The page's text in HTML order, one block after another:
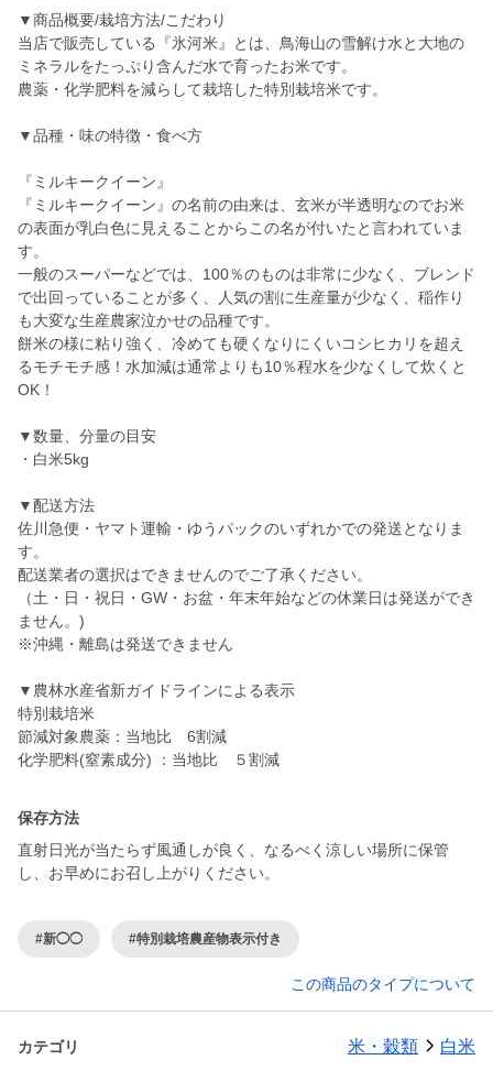
▼商品概要/栽培方法/こだわり
当店で販売している『氷河米』とは、鳥海山の雪解け水と大地の
ミネラルをたっぷり含んだ水で育ったお米です。
農薬・化学肥料を減らして栽培した特別栽培米です。
▼品種・味の特徴・食べ方
『ミルキークイーン』
『ミルキークイーン』の名前の由来は、玄米が半透明なのでお米
の表面が乳白色に見えることからこの名が付いたと言われていま
す。
一般のスーパーなどでは、100％のものは非常に少なく、ブレンド
で出回っていることが多く、人気の割に生産量が少なく、稲作り
も大変な生産農家泣かせの品種です。
餅米の様に粘り強く、冷めても硬くなりにくいコシヒカリを超え
るモチモチ感！水加減は通常よりも10％程水を少なくして炊くと
OK！
▼数量、分量の目安
・白米5kg
▼配送方法
佐川急便・ヤマト運輸・ゆうパックのいずれかでの発送となりま
す。
配送業者の選択はできませんのでご了承ください。
（土・日・祝日・GW・お盆・年末年始などの休業日は発送ができ
ません。)
※沖縄・離島は発送できません
▼農林水産省新ガイドラインによる表示
特別栽培米
節減対象農薬：当地比 6割減
化学肥料(窒素成分) ：当地比 ５割減
保存方法
直射日光が当たらず風通しが良く、なるべく涼しい場所に保管
し、お早めにお召し上がりください。
#新◯◯ #特別栽培農産物表示付き
この商品のタイプについて
カテゴリ 米・穀類 白米